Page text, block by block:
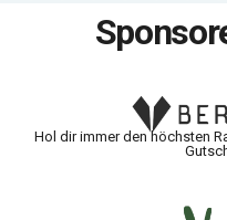
Hol dir immer den höchsten